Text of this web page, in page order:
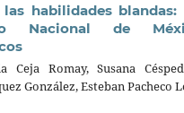
habilidades blandas:
Nacional de
Ceja Romay, Susana
González, Esteban Pacheco